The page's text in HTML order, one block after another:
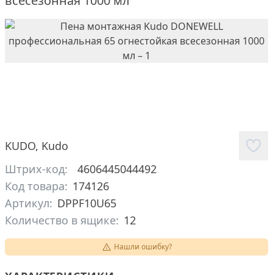
KUDO, Kudo
Штрих-код:
4606445044492
Код товара: 174126
Артикул: DPPF10U65
Количество в ящике: 12
Нашли ошибку?